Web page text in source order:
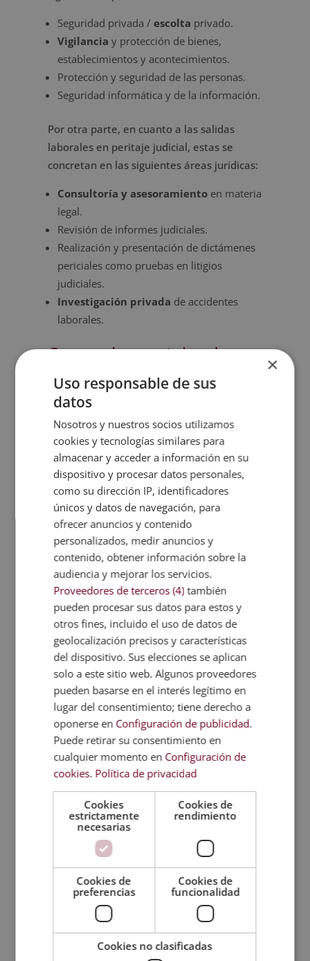
Seguridad privada / escolta privado.
Vigilancia y protección de bienes,
establecimientos y acontecimientos.
Protección y seguridad de las personas.
Seguridad informática y de la información.
Por otra parte, en cuanto a las salidas
laborales en peritaje judicial, estas se
concretan en las siguientes áreas jurídicas:
Consultoría y asesoramientoen materia
legal.
Revisión de informes judiciales.
Realización y presentación de dictámenes
periciales como pruebas en litigios
judiciales.
Investigación privada de accidentes
laborales.
Conoce las ventajas de
estudiar este máster:
Curso Técnico Experto en Seguridad
Privada + Perito Judicial - Esneca Business
School
Metodología
Certificación
Temario
Valoraciones (4)
FAQs
TITULACIONES
RELACIONADAS
×
Uso responsable de sus
datos
Nosotros y nuestros socios utilizamos
cookies y tecnologías similares para
almacenar y acceder a información en su
dispositivo y procesar datos personales,
como su dirección IP, identificadores
únicos y datos de navegación, para
ofrecer anuncios y contenido
personalizados, medir anuncios y
contenido, obtener información sobre la
audiencia y mejorar los servicios.
Proveedores de terceros (4) también
pueden procesar sus datos para estos y
otros fines, incluido el uso de datos de
geolocalización precisos y características
del dispositivo. Sus elecciones se aplican
solo a este sitio web. Algunos proveedores
pueden basarse en el interés legítimo en
lugar del consentimiento; tiene derecho a
oponerse en Configuración de publicidad.
Puede retirar su consentimiento en
cualquier momento en Configuración de
cookies. Política de privacidad
Cookies
estrictamente
necesarias
Cookies de
rendimiento
Cookies de
preferencias
Cookies de
funcionalidad
Cookies no clasificadas